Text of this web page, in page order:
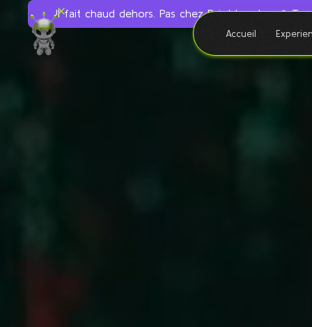
Il fait chaud dehors. Pas chez Paint Invaders ❄️
Accueil